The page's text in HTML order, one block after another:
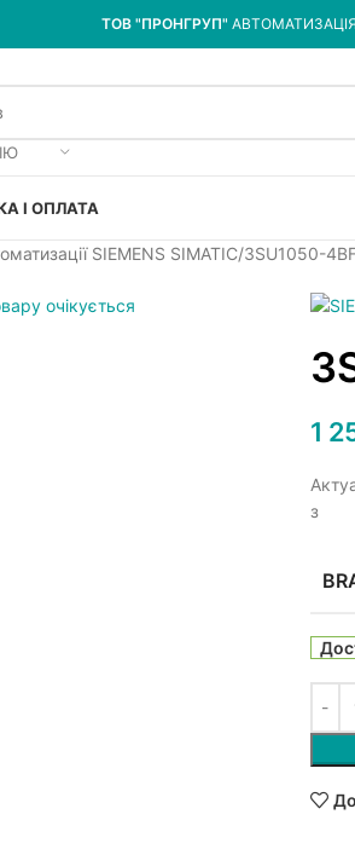
ТОВ "ПРОНГРУП"
І ОПЛАТА
SIEMENS SIMATIC 3SU1050-
1
з